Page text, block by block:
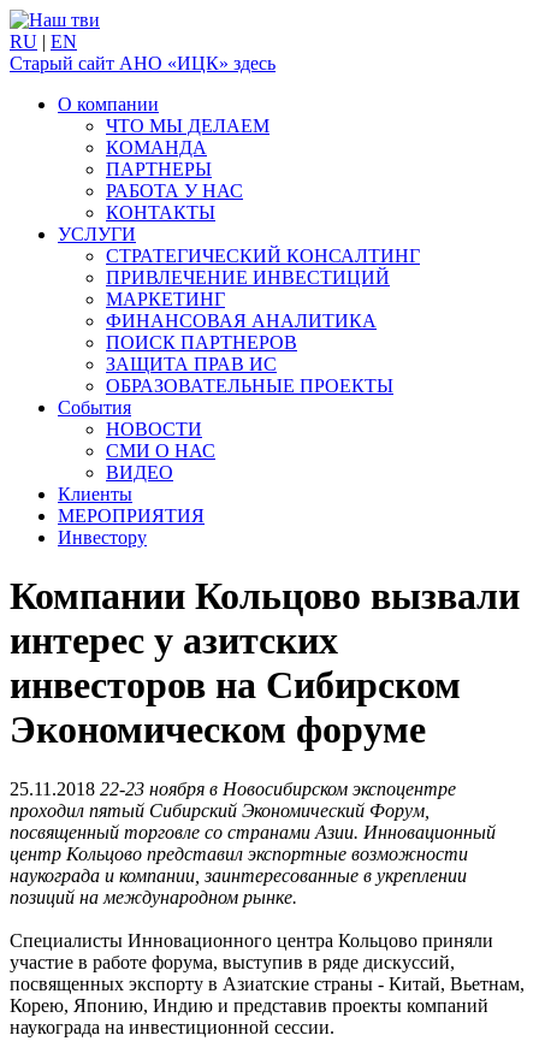
RU | EN
Старый сайт АНО «ИЦК» здесь
О компании
ЧТО МЫ ДЕЛАЕМ
КОМАНДА
ПАРТНЕРЫ
РАБОТА У НАС
КОНТАКТЫ
УСЛУГИ
СТРАТЕГИЧЕСКИЙ КОНСАЛТИНГ
ПРИВЛЕЧЕНИЕ ИНВЕСТИЦИЙ
МАРКЕТИНГ
ФИНАНСОВАЯ АНАЛИТИКА
ПОИСК ПАРТНЕРОВ
ЗАЩИТА ПРАВ ИС
ОБРАЗОВАТЕЛЬНЫЕ ПРОЕКТЫ
События
НОВОСТИ
СМИ О НАС
ВИДЕО
Клиенты
МЕРОПРИЯТИЯ
Инвестору
Компании Кольцово вызвали
интерес у азитских
инвесторов на Сибирском
Экономическом форуме
25.11.2018 22-23 ноября в Новосибирском экспоцентре
проходил пятый Сибирский Экономический Форум,
посвященный торговле со странами Азии. Инновационный
центр Кольцово представил экспортные возможности
наукограда и компании, заинтересованные в укреплении
позиций на международном рынке.
Специалисты Инновационного центра Кольцово приняли
участие в работе форума, выступив в ряде дискуссий,
посвященных экспорту в Азиатские страны - Китай, Вьетнам,
Корею, Японию, Индию и представив проекты компаний
наукограда на инвестиционной сессии.